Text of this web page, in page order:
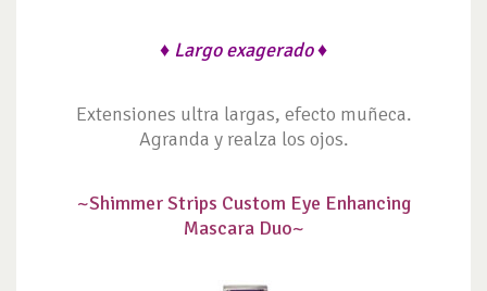
♦ Largo exagerado ♦
Extensiones ultra largas, efecto muñeca.
Agranda y realza los ojos.
~Shimmer Strips Custom Eye Enhancing
Mascara Duo~